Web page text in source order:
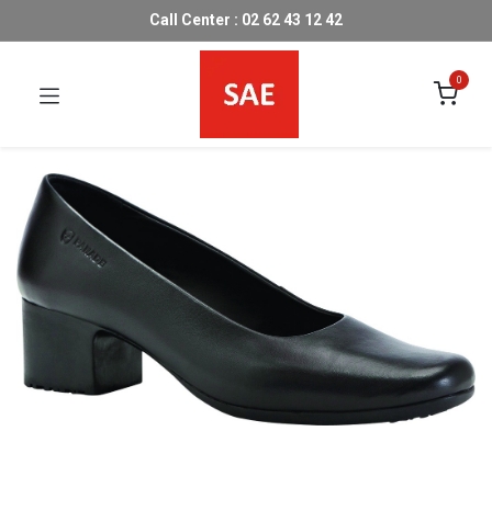
Call Center : 02 62 43 12 42
0